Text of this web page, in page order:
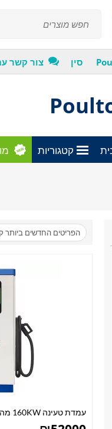
סין צור קשר
קטגוריות
הפריטים החדשים ביותר
עמדת טעינה 160KW מהירה DC